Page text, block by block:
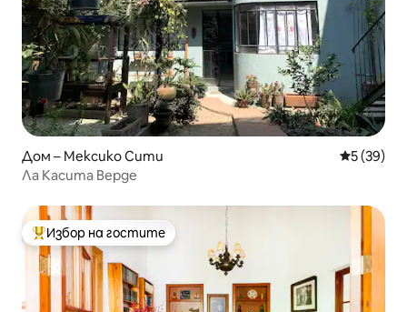
Дом – Мексико Сити Средна
5 (39)
Ла Касита Верде
Най-популярен избор на гостите
Избор на гостите